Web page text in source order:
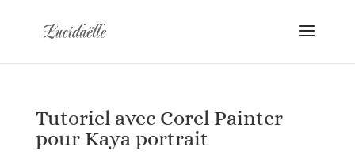
Tutoriel avec Corel Painter
pour Kaya portrait